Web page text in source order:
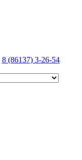
8 (86137) 3-26-54